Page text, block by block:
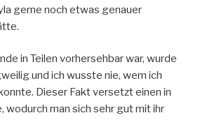
gerne noch etwas genauer
in Teilen vorhersehbar war, wurde
und ich wusste nie, wem ich
Dieser Fakt versetzt einen in
wodurch man sich sehr gut mit ihr